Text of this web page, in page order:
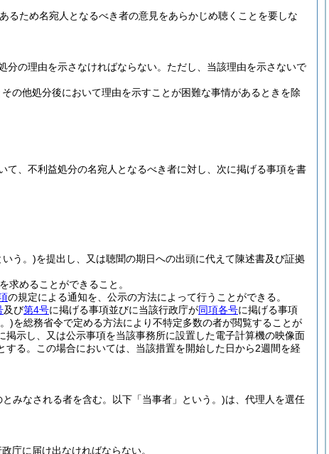
るため名宛人となるべき者の意見をあらかじめ聴くことを要しな
の理由を示さなければならない。 ただし、当該理由を示さないで
の他処分後において理由を示すことが困難な事情があるときを除
、不利益処分の名宛人となるべき者に対し、次に掲げる事項を書
いう。)を提出し、又は聴聞の期日への出頭に代えて陳述書及び証拠
求めることができること。
の規定による通知を、公示の方法によって行うことができる。
及び第4号に掲げる事項並びに当該行政庁が同項各号に掲げる事項
)を総務省令で定める方法により不特定多数の者が閲覧することが
示し、又は公示事項を当該事務所に設置した電子計算機の映像面
る。
この場合においては、当該措置を開始した日から2週間を経
みなされる者を含む。以下「当事者」という。)は、代理人を選任
庁に届け出なければならない。